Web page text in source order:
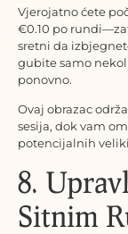
Vjerojatno ćete
€0.10 po
sretni da
gubite samo
ponovno.
Ovaj obrazac
sesija, dok vam
potencijalnih
8.
Sitnim